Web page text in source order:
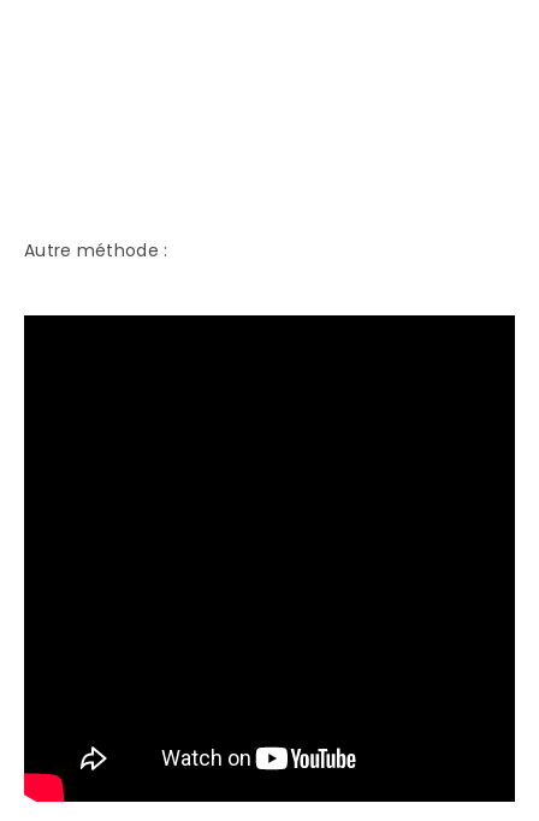
Autre méthode :